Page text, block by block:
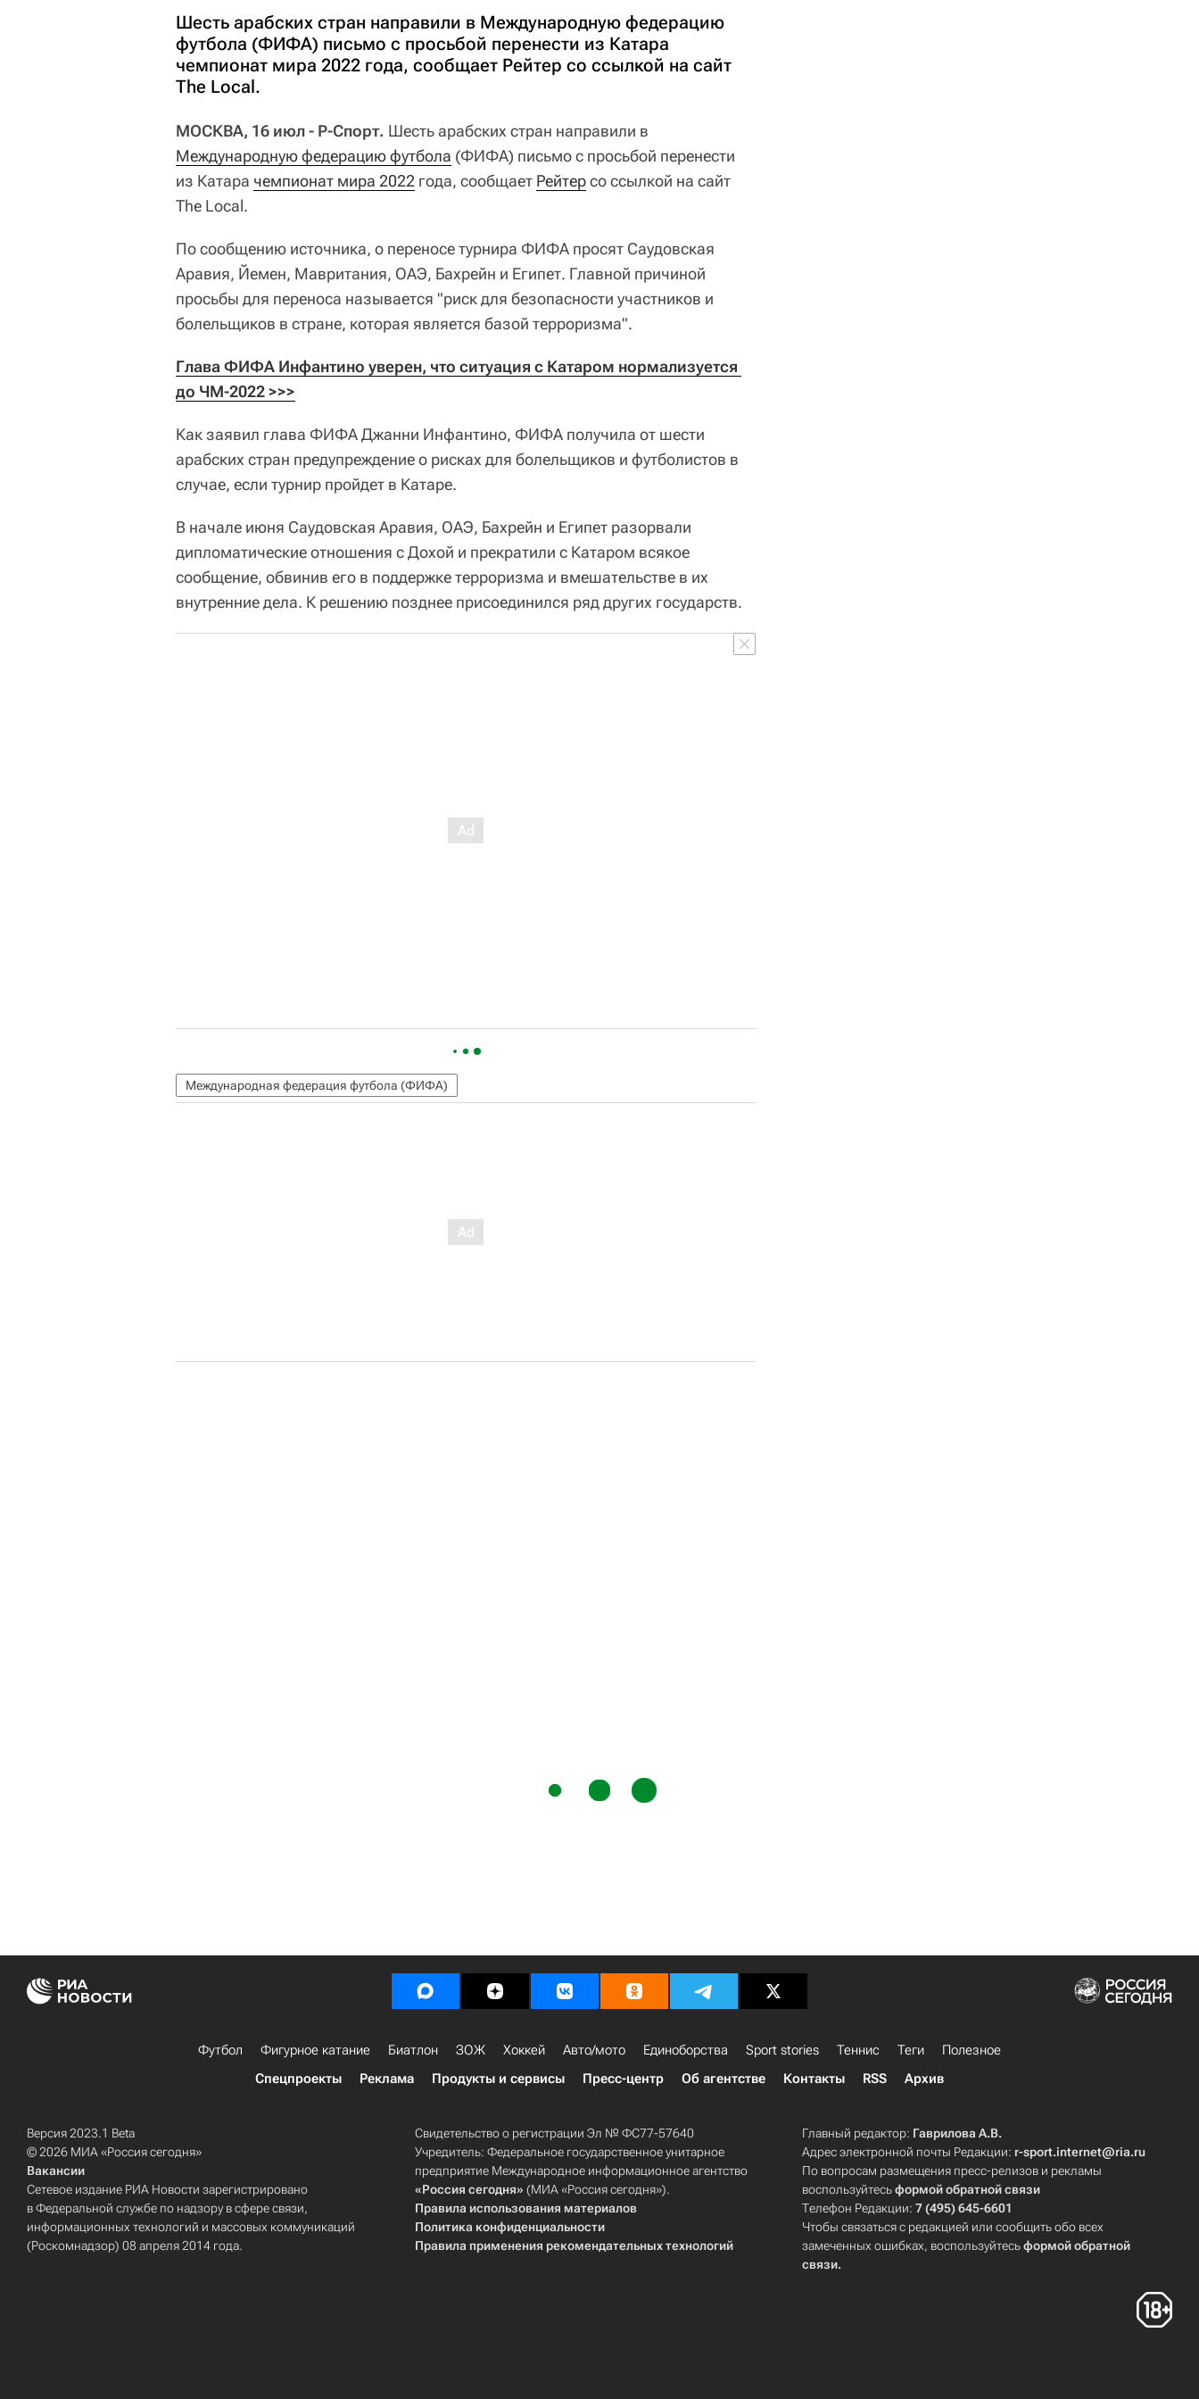
Шесть арабских стран направили в Международную федерацию
футбола (ФИФА) письмо с просьбой перенести из Катара
чемпионат мира 2022 года, сообщает Рейтер со ссылкой на сайт
The Local.
МОСКВА, 16 июл - Р-Спорт. Шесть арабских стран направили в
Международную федерацию футбола (ФИФА) письмо с просьбой перенести
из Катара чемпионат мира 2022 года, сообщает Рейтерсо ссылкой на сайт
The Local.
По сообщению источника, о переносе турнира ФИФА просят Саудовская
Аравия, Йемен, Мавритания, ОАЭ, Бахрейн и Египет. Главной причиной
просьбы для переноса называется "риск для безопасности участников и
болельщиков в стране, которая является базой терроризма".
Глава ФИФА Инфантино уверен, что ситуация с Катаром нормализуется
до ЧМ-2022 >>>
Как заявил глава ФИФА Джанни Инфантино, ФИФА получила от шести
арабских стран предупреждение о рисках для болельщиков и футболистов в
случае, если турнир пройдет в Катаре.
В начале июня Саудовская Аравия, ОАЭ, Бахрейн и Египет разорвали
дипломатические отношения с Дохой и прекратили с Катаром всякое
сообщение, обвинив его в поддержке терроризма и вмешательстве в их
внутренние дела. К решению позднее присоединился ряд других государств.
Международная федерация футбола (ФИФА)
Футбол Фигурное катание Биатлон ЗОЖ Хоккей Авто/мото Единоборства Sport stories Теннис Теги
Полезное
Спецпроекты
Реклама Продукты и сервисы Пресс-центр Об агентстве Контакты RSS Архив
Версия 2023.1 Beta
© 2026 МИА «Россия сегодня»
Вакансии
Сетевое издание РИА Новости зарегистрировано
в Федеральной службе по надзору в сфере связи,
информационных технологий и массовых коммуникаций
(Роскомнадзор) 08 апреля 2014 года.
Свидетельство о регистрации Эл № ФС77-57640
Учредитель: Федеральное государственное унитарное
предприятие Международное информационное агентство
«Россия сегодня» (МИА «Россия сегодня»).
Правила использования материалов
Политика конфиденциальности
Правила применения рекомендательных технологий
Главный редактор: Гаврилова А.В.
Адрес электронной почты Редакции: r-sport.internet@ria.ru
По вопросам размещения пресс-релизов и рекламы
воспользуйтесьформой обратной связи
Телефон Редакции:7 (495) 645-6601
Чтобы связаться с редакцией или сообщить обо всех
замеченных ошибках, воспользуйтесьформой обратной
связи.